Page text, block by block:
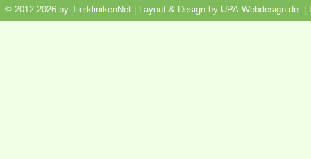
© 2012-2026 by TierklinikenNet | Layout & Design by UPA-Webdesign.de.